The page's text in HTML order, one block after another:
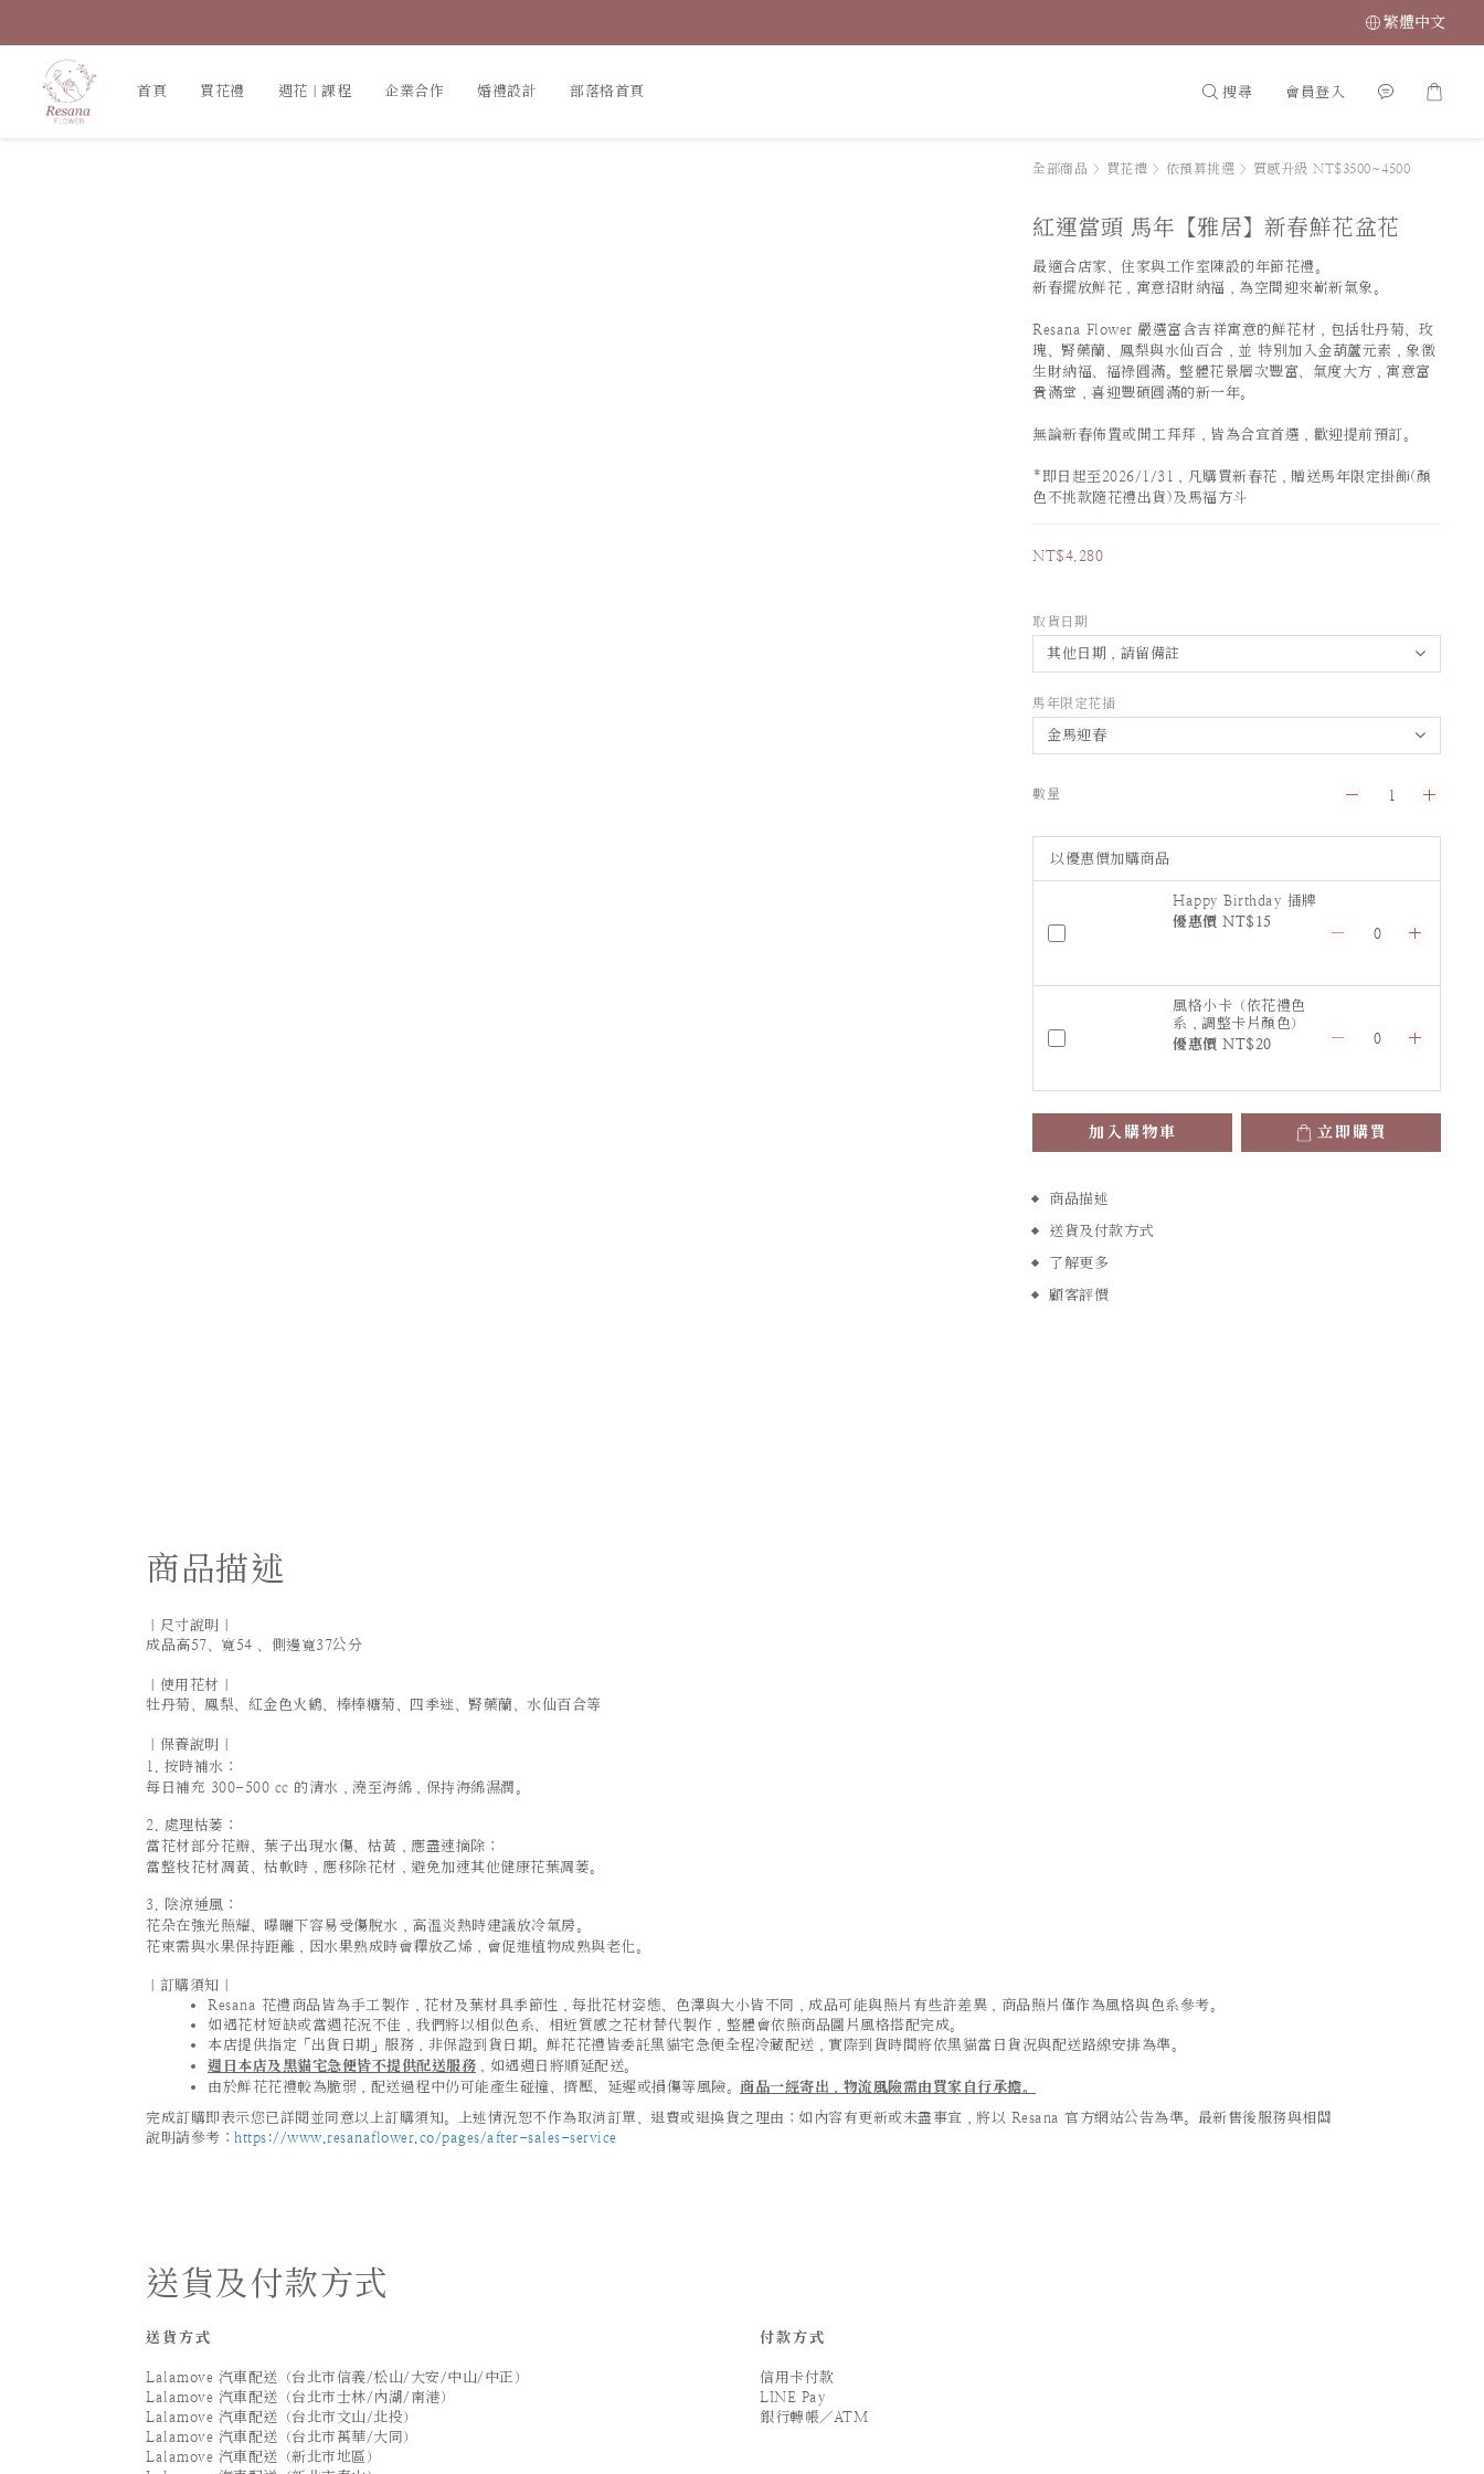
繁體中文
首頁 買花禮 週花｜課程 企業合作 婚禮設計 部落格首頁 搜尋 會員登入
全部商品 > 買花禮 > 依預算挑選 > 質感升級 NT$3500~4500
紅運當頭 馬年【雅居】新春鮮花盆花
最適合店家、住家與工作室陳設的年節花禮。
新春擺放鮮花，寓意招財納福，為空間迎來嶄新氣象。
Resana Flower 嚴選富含吉祥寓意的鮮花材，包括牡丹菊、玫
瑰、腎藥蘭、鳳梨與水仙百合，並 特別加入金葫蘆元素，象徵
生財納福、福祿圓滿。整體花景層次豐富、氣度大方，寓意富
貴滿堂，喜迎豐碩圓滿的新一年。
無論新春佈置或開工拜拜，皆為合宜首選，歡迎提前預訂。
*即日起至2026/1/31，凡購買新春花，贈送馬年限定掛飾(顏
色不挑款隨花禮出貨)及馬福方斗
NT$4,280
取貨日期
馬年限定花插
數量
以優惠價加購商品
Happy Birthday 插牌
優惠價 NT$15
風格小卡（依花禮色
系，調整卡片顏色）
優惠價 NT$20
加入購物車 立即購買
商品描述
送貨及付款方式
了解更多
顧客評價
商品描述
｜尺寸說明｜
成品高57、寬54 、側邊寬37公分
｜使用花材｜
牡丹菊、鳳梨、紅金色火鶴、棒棒糖菊、四季迷、腎藥蘭、水仙百合等
｜保養說明｜
1. 按時補水：
每日補充 300-500 cc 的清水，澆至海綿，保持海綿濕潤。
2. 處理枯萎：
當花材部分花瓣、葉子出現水傷、枯黃，應盡速摘除；
當整枝花材凋黃、枯軟時，應移除花材，避免加速其他健康花葉凋萎。
3. 陰涼通風：
花朵在強光照耀、曝曬下容易受傷脫水，高溫炎熱時建議放冷氣房。
花束需與水果保持距離，因水果熟成時會釋放乙烯，會促進植物成熟與老化。
｜訂購須知｜
Resana 花禮商品皆為手工製作，花材及葉材具季節性，每批花材姿態、色澤與大小皆不同，成品可能與照片有些許差異，商品照片僅作為風格與色系參考。
如遇花材短缺或當週花況不佳，我們將以相似色系、相近質感之花材替代製作，整體會依照商品圖片風格搭配完成。
本店提供指定「出貨日期」服務，非保證到貨日期。鮮花花禮皆委託黑貓宅急便全程冷藏配送，實際到貨時間將依黑貓當日貨況與配送路線安排為準。
週日本店及黑貓宅急便皆不提供配送服務 ，如遇週日將順延配送。
由於鮮花花禮較為脆弱，配送過程中仍可能產生碰撞、擠壓、延遲或損傷等風險。 商品一經寄出，物流風險需由買家自行承擔。
完成訂購即表示您已詳閱並同意以上訂購須知。上述情況恕不作為取消訂單、退費或退換貨之理由；如內容有更新或未盡事宜，將以 Resana 官方網站公告為準。最新售後服務與相關
說明請參考： https://www.resanaflower.co/pages/after-sales-service
送貨及付款方式
送貨方式
Lalamove 汽車配送（台北市信義/松山/大安/中山/中正）
Lalamove 汽車配送（台北市士林/內湖/南港）
Lalamove 汽車配送（台北市文山/北投）
Lalamove 汽車配送（台北市萬華/大同）
Lalamove 汽車配送（新北市地區）
付款方式
信用卡付款
LINE Pay
銀行轉帳／ATM